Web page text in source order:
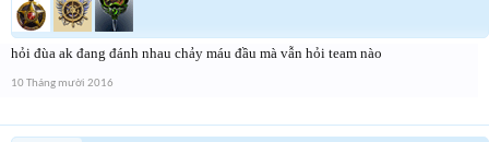
hỏi đùa ak đang đánh nhau chảy máu đầu mà vẫn hỏi team nào
10 Tháng mười 2016